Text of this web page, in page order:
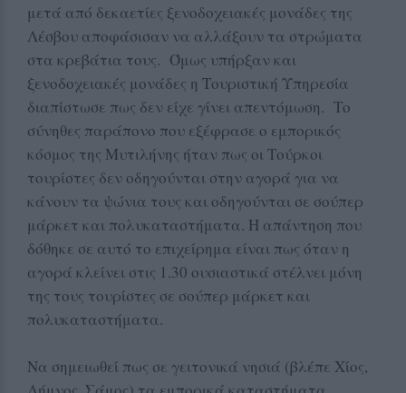
μετά από δεκαετίες ξενοδοχειακές μονάδες της
Λέσβου αποφάσισαν να αλλάξουν τα στρώματα
στα κρεβάτια τους. Όμως υπήρξαν και
ξενοδοχειακές μονάδες η Τουριστική Υπηρεσία
διαπίστωσε πως δεν είχε γίνει απεντόμωση. Το
σύνηθες παράπονο που εξέφρασε ο εμπορικός
κόσμος της Μυτιλήνης ήταν πως οι Τούρκοι
τουρίστες δεν οδηγούνται στην αγορά για να
κάνουν τα ψώνια τους και οδηγούνται σε σούπερ
μάρκετ και πολυκαταστήματα. Η απάντηση που
δόθηκε σε αυτό το επιχείρημα είναι πως όταν η
αγορά κλείνει στις 1.30 ουσιαστικά στέλνει μόνη
της τους τουρίστες σε σούπερ μάρκετ και
πολυκαταστήματα.
Να σημειωθεί πως σε γειτονικά νησιά (βλέπε Χίος,